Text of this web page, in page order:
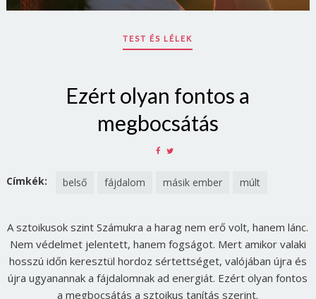
TEST ÉS LÉLEK
Ezért olyan fontos a
megbocsátás
SHARE
FACEBOOK
TWITTER
Címkék: belső fájdalom másik ember múlt
A sztoikusok szint Számukra a harag nem erő volt, hanem lánc.
Nem védelmet jelentett, hanem fogságot. Mert amikor valaki
hosszú időn keresztül hordoz sértettséget, valójában újra és
újra ugyanannak a fájdalomnak ad energiát. Ezért olyan fontos
a megbocsátás a sztoikus tanítás szerint.